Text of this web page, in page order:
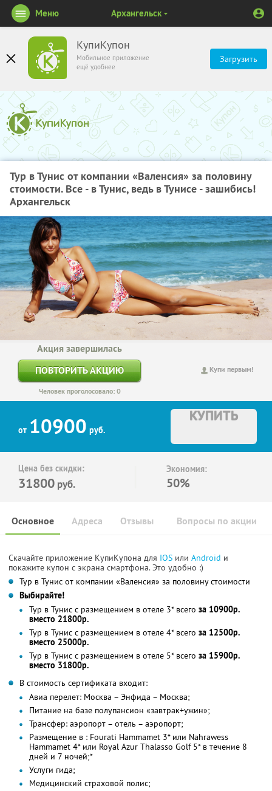
КупиКупон
Мобильное приложение
ещё удобнее
Загрузить
Меню Архангельск
Тур в Тунис от компании «Валенсия» за половину
стоимости. Все - в Тунис, ведь в Тунисе - зашибись!
Архангельск
Купи первым!
Акция завершилась
ПОВТОРИТЬ АКЦИЮ
Человек проголосовало: 0
от 10900 руб.
КУПИТЬ
Цена без скидки:
31800 руб.
Экономия:
50%
Основное Отзывы Вопросы по акции
Адреса
Скачайте приложение КупиКупона для IOS или Android и
покажите купон с экрана смартфона. Это удобно :)
Тур в Тунис от компании «Валенсия» за половину стоимости
Выбирайте!
Тур в Тунис с размещением в отеле 3* всего за 10900р.
вместо 21800р.
Тур в Тунис с размещением в отеле 4* всего за 12500р.
вместо 25000р.
Тур в Тунис с размещением в отеле 5* всего за 15900р.
вместо 31800р.
В стоимость сертификата входит:
Авиа перелет: Москва – Энфида – Москва;
Питание на базе полупансион «завтрак+ужин»;
Трансфер: аэропорт – отель – аэропорт;
Размещение в : Fourati Hammamet 3* или Nahrawess
Hammamet 4* или Royal Azur Thalasso Golf 5* в течение 8
дней и 7 ночей;*
Услуги гида;
Медицинский страховой полис;